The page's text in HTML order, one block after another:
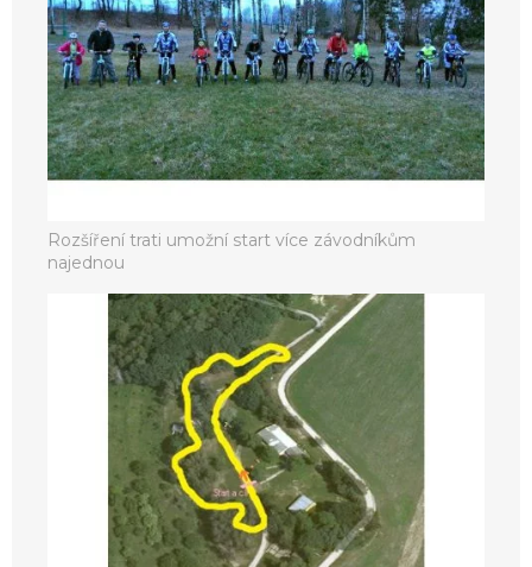
Rozšíření trati umožní start více závodníkům
najednou